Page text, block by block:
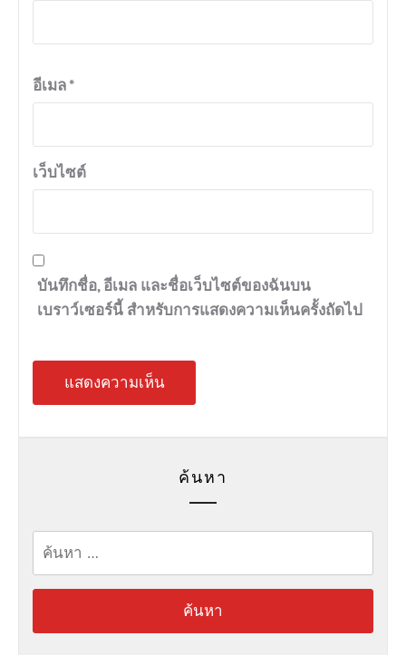
อีเมล*
เว็บไซต์
บันทึกชื่อ, อีเมล และชื่อเว็บไซต์ของฉันบน
เบราว์เซอร์นี้ สำหรับการแสดงความเห็นครั้งถัดไป
ค้นหา
ค้นหา